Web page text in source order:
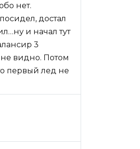
нет.
достал
и начал тут
3
видно. Потом
первый лед не